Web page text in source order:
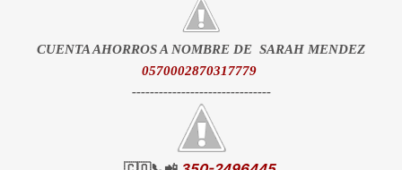
CUENTA AHORROS A NOMBRE DE SARAH MENDEZ
0570002870317779
-------------------------------